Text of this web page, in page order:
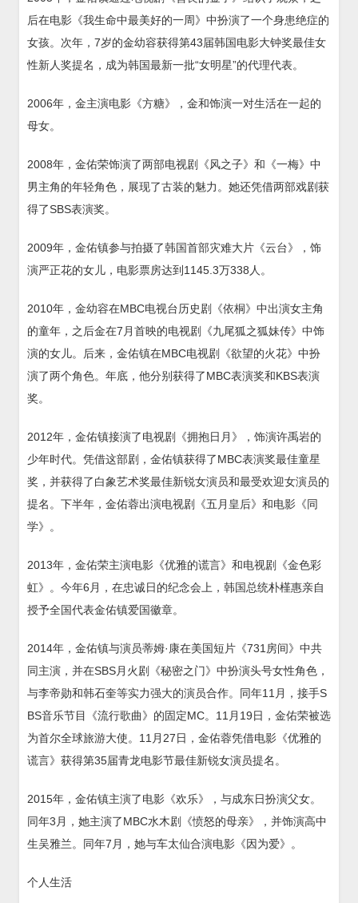
后在电影《我生命中最美好的一周》中扮演了一个身患绝症的
女孩。次年，7岁的金幼容获得第43届韩国电影大钟奖最佳女
性新人奖提名，成为韩国最新一批“女明星”的代理代表。
2006年，金主演电影《方糖》，金和饰演一对生活在一起的
母女。
2008年，金佑荣饰演了两部电视剧《风之子》和《一梅》中
男主角的年轻角色，展现了古装的魅力。她还凭借两部戏剧获
得了SBS表演奖。
2009年，金佑镇参与拍摄了韩国首部灾难大片《云台》，饰
演严正花的女儿，电影票房达到1145.3万338人。
2010年，金幼容在MBC电视台历史剧《依桐》中出演女主角
的童年，之后金在7月首映的电视剧《九尾狐之狐妹传》中饰
演的女儿。后来，金佑镇在MBC电视剧《欲望的火花》中扮
演了两个角色。年底，他分别获得了MBC表演奖和KBS表演
奖。
2012年，金佑镇接演了电视剧《拥抱日月》，饰演许禹岩的
少年时代。凭借这部剧，金佑镇获得了MBC表演奖最佳童星
奖，并获得了白象艺术奖最佳新锐女演员和最受欢迎女演员的
提名。下半年，金佑蓉出演电视剧《五月皇后》和电影《同
学》。
2013年，金佑荣主演电影《优雅的谎言》和电视剧《金色彩
虹》。今年6月，在忠诚日的纪念会上，韩国总统朴槿惠亲自
授予全国代表金佑镇爱国徽章。
2014年，金佑镇与演员蒂姆·康在美国短片《731房间》中共
同主演，并在SBS月火剧《秘密之门》中扮演头号女性角色，
与李帝勋和韩石奎等实力强大的演员合作。同年11月，接手S
BS音乐节目《流行歌曲》的固定MC。11月19日，金佑荣被选
为首尔全球旅游大使。11月27日，金佑蓉凭借电影《优雅的
谎言》获得第35届青龙电影节最佳新锐女演员提名。
2015年，金佑镇主演了电影《欢乐》，与成东日扮演父女。
同年3月，她主演了MBC水木剧《愤怒的母亲》，并饰演高中
生吴雅兰。同年7月，她与车太仙合演电影《因为爱》。
个人生活